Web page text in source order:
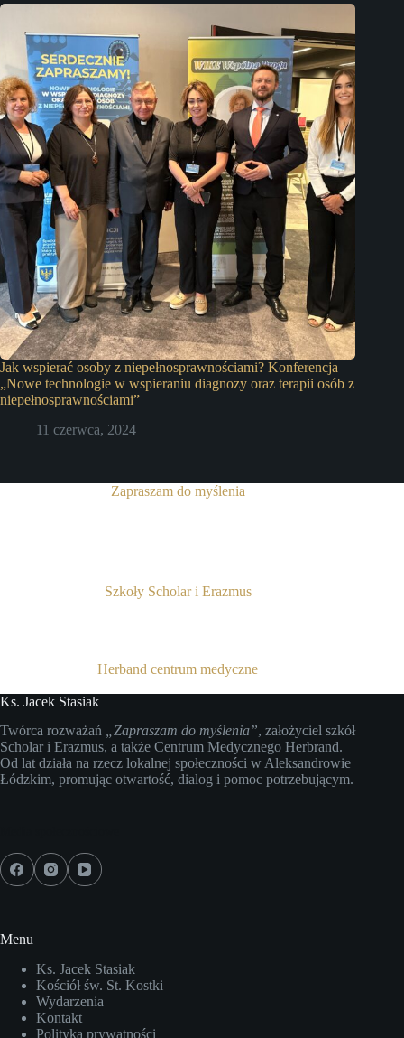
Jak wspierać osoby z niepełnosprawnościami? Konferencja
„Nowe technologie w wspieraniu diagnozy oraz terapii osób z
niepełnosprawnościami”
11 czerwca, 2024
Zapraszam do myślenia
Szkoły Scholar i Erazmus
Herband centrum medyczne
Ks. Jacek Stasiak
Twórca rozważań „Zapraszam do myślenia”, założyciel szkół
Scholar i Erazmus, a także Centrum Medycznego Herbrand.
Od lat działa na rzecz lokalnej społeczności w Aleksandrowie
Łódzkim, promując otwartość, dialog i pomoc potrzebującym.
Menu
Ks. Jacek Stasiak
Kościół św. St. Kostki
Wydarzenia
Kontakt
Polityka prywatności